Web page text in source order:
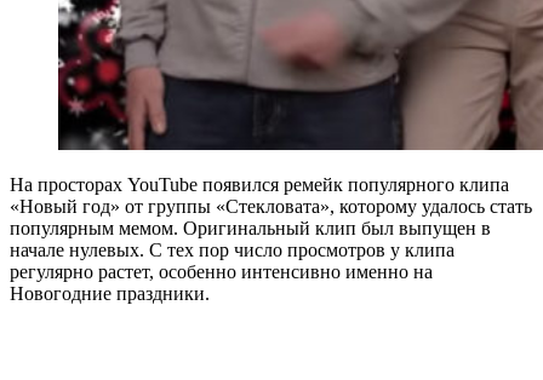
На просторах YouTube появился ремейк популярного клипа
«Новый год» от группы «Стекловата», которому удалось стать
популярным мемом. Оригинальный клип был выпущен в
начале нулевых. С тех пор число просмотров у клипа
регулярно растет, особенно интенсивно именно на
Новогодние праздники.